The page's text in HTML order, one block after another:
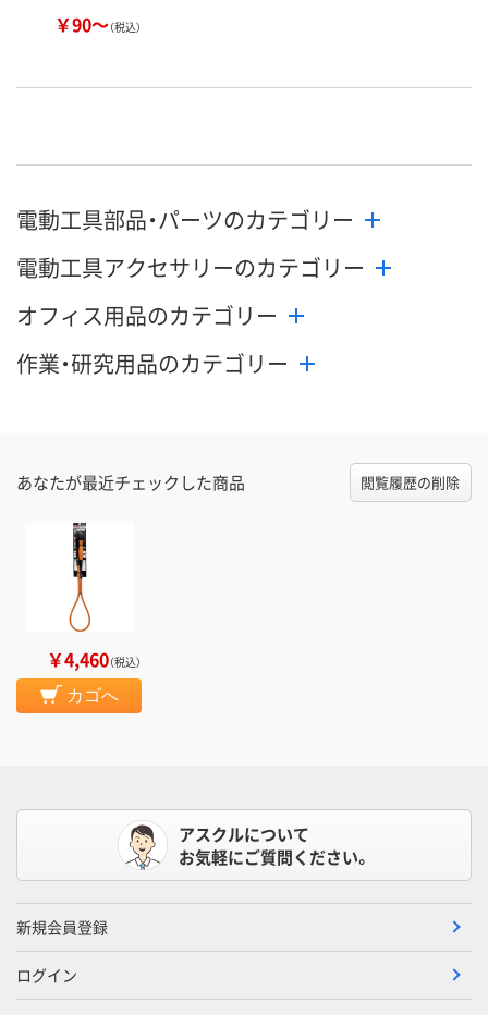
￥90～（税込）
電動工具部品・パーツのカテゴリー
電動工具アクセサリーのカテゴリー
オフィス用品のカテゴリー
作業・研究用品のカテゴリー
あなたが最近チェックした商品 閲覧履歴の削除
￥4,460（税込）
カゴへ
アスクルについて
お気軽にご質問ください。
新規会員登録
ログイン